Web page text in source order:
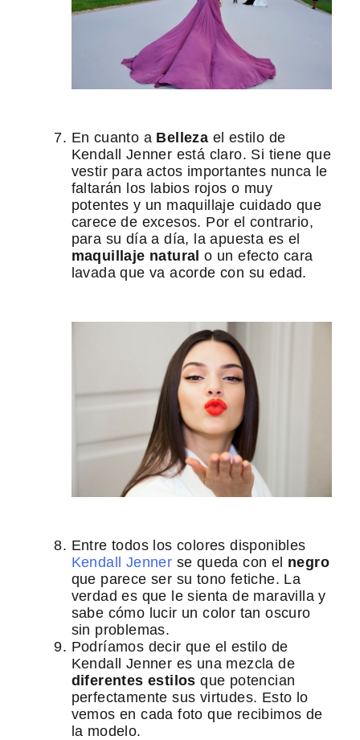
En cuanto aBelleza el estilo de
Kendall Jenner está claro. Si tiene que
vestir para actos importantes nunca le
faltarán los labios rojos o muy
potentes y un maquillaje cuidado que
carece de excesos. Por el contrario,
para su día a día, la apuesta es el
maquillaje natural o un efecto cara
lavada que va acorde con su edad.
Entre todos los colores disponibles
Kendall Jenner se queda con el negro
que parece ser su tono fetiche. La
verdad es que le sienta de maravilla y
sabe cómo lucir un color tan oscuro
sin problemas.
Podríamos decir que el estilo de
Kendall Jenner es una mezcla de
diferentes estilos que potencian
perfectamente sus virtudes. Esto lo
vemos en cada foto que recibimos de
la modelo.